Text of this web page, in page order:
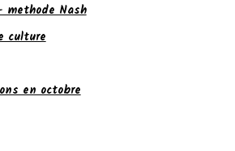
methode Nash
culture
en octobre